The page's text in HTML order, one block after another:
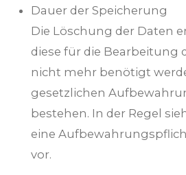
Dauer der Speicherung
Die Löschung der Daten
diese für die Bearbeitung
nicht mehr benötigt
gesetzlichen
bestehen. In der Regel
eine
vor.